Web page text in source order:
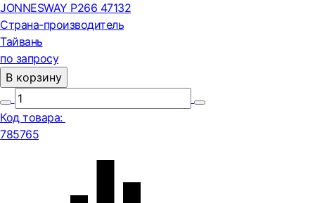
JONNESWAY P266 47132
Страна-производитель
Тайвань
по запросу
В корзину
Код товара:
785765